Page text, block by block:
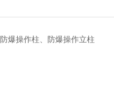
爆操作柱、防爆操作立柱